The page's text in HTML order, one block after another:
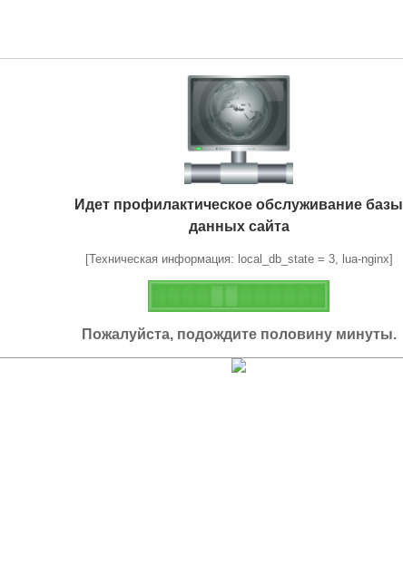
Идет профилактическое обслуживание базы
данных сайта
[Техническая информация: local_db_state = 3, lua-nginx]
Пожалуйста, подождите половину минуты.